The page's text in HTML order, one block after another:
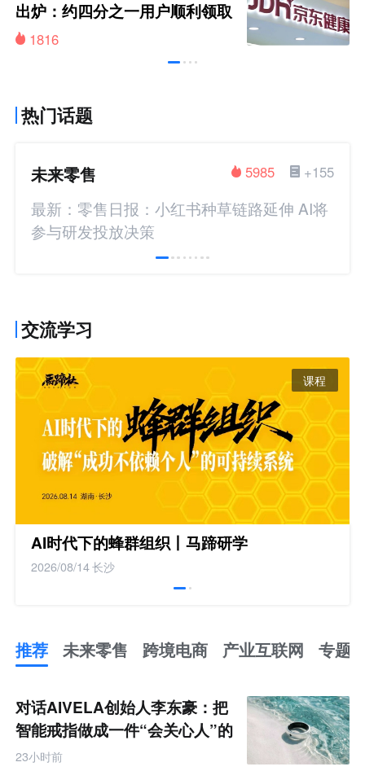
出炉：约四分之一用户顺利领取
200元挑战金
1816
热门话题
未来零售 +155
5985
最新：零售日报：小红书种草链路延伸 AI将
参与研发投放决策
交流学习
课程
AI时代下的蜂群组织丨马蹄研学
2026/08/14长沙
推荐 未来零售 跨境电商 产业互联网 专题
来
零
售
跨
境
对话AIVELA创始人李东豪：把
智能戒指做成一件“会关心人”的
饰品
23小时前